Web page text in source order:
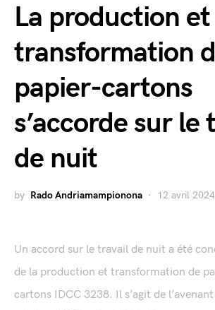
La production et
transformation
papier-cartons
s’accorde sur le
de nuit
by Rado Andriamampionona 12 avril 2024
Un accord sur le travail de nuit a été
de la production et transformation de
cartons IDCC 3238. Il s’agit de